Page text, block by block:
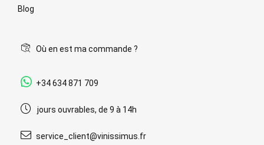
Blog
Où en est ma commande ?
+34 634 871 709
jours ouvrables, de 9 à 14h
service_client@vinissimus.fr